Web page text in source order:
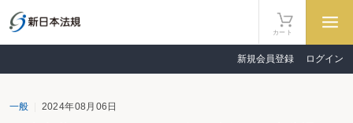
カート
新規会員登録 ログイン
一般 2024年08月06日